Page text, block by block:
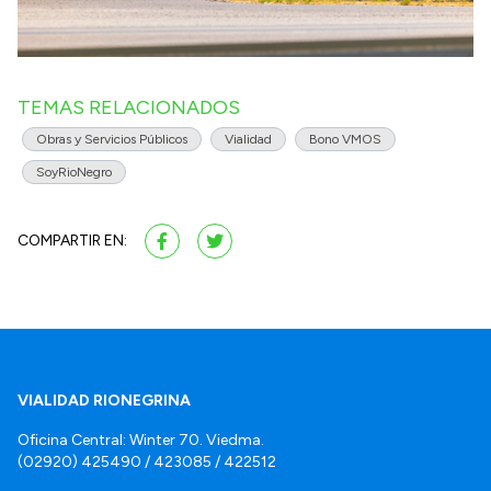
TEMAS RELACIONADOS
Obras y Servicios Públicos Vialidad Bono VMOS
SoyRioNegro
COMPARTIR EN:
VIALIDAD RIONEGRINA
Oficina Central: Winter 70. Viedma.
(02920) 425490 / 423085 / 422512